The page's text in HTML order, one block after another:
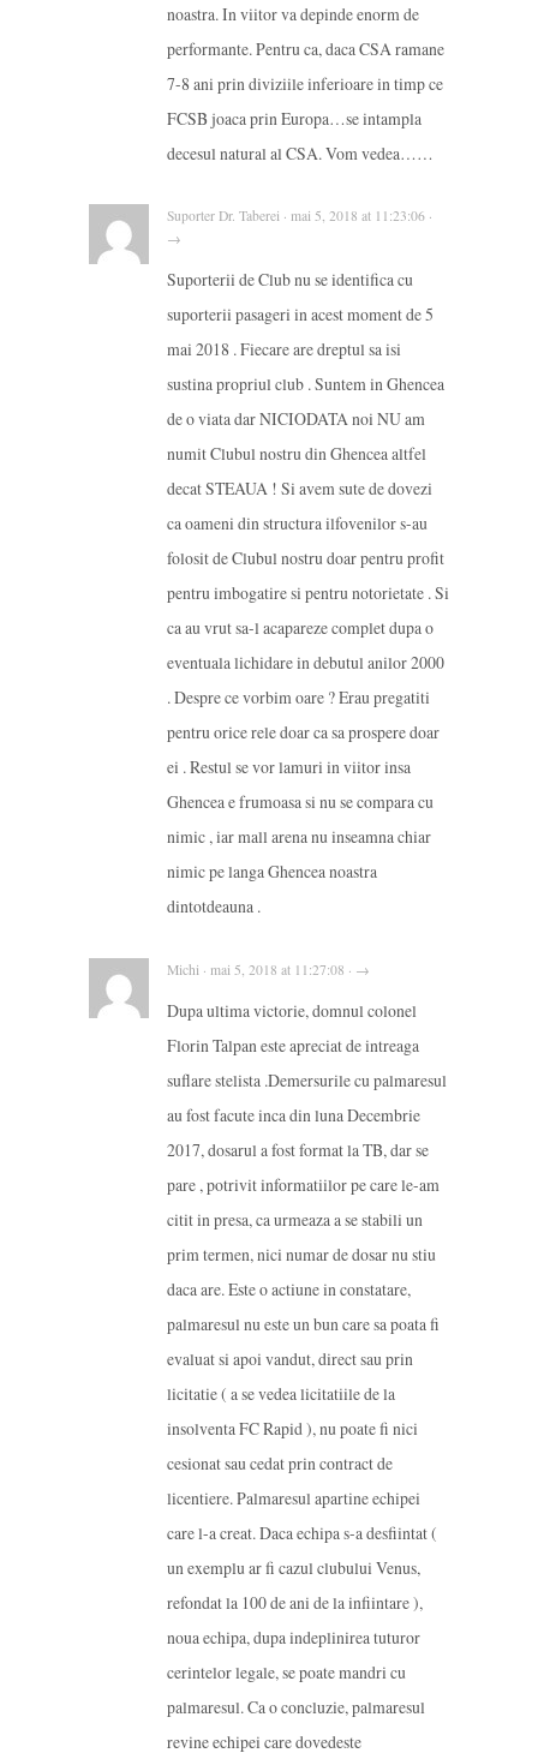
noastra. In viitor va depinde enorm de
performante. Pentru ca, daca CSA ramane
7-8 ani prin diviziile inferioare in timp ce
FCSB joaca prin Europa…se intampla
decesul natural al CSA. Vom vedea……
Suporter Dr. Taberei · mai 5, 2018 at 11:23:06 ·
→
Suporterii de Club nu se identifica cu
suporterii pasageri in acest moment de 5
mai 2018 . Fiecare are dreptul sa isi
sustina propriul club . Suntem in Ghencea
de o viata dar NICIODATA noi NU am
numit Clubul nostru din Ghencea altfel
decat STEAUA ! Si avem sute de dovezi
ca oameni din structura ilfovenilor s-au
folosit de Clubul nostru doar pentru profit
pentru imbogatire si pentru notorietate . Si
ca au vrut sa-l acapareze complet dupa o
eventuala lichidare in debutul anilor 2000
. Despre ce vorbim oare ? Erau pregatiti
pentru orice rele doar ca sa prospere doar
ei . Restul se vor lamuri in viitor insa
Ghencea e frumoasa si nu se compara cu
nimic , iar mall arena nu inseamna chiar
nimic pe langa Ghencea noastra
dintotdeauna .
Michi · mai 5, 2018 at 11:27:08 · →
Dupa ultima victorie, domnul colonel
Florin Talpan este apreciat de intreaga
suflare stelista .Demersurile cu palmaresul
au fost facute inca din luna Decembrie
2017, dosarul a fost format la TB, dar se
pare , potrivit informatiilor pe care le-am
citit in presa, ca urmeaza a se stabili un
prim termen, nici numar de dosar nu stiu
daca are. Este o actiune in constatare,
palmaresul nu este un bun care sa poata fi
evaluat si apoi vandut, direct sau prin
licitatie ( a se vedea licitatiile de la
insolventa FC Rapid ), nu poate fi nici
cesionat sau cedat prin contract de
licentiere. Palmaresul apartine echipei
care l-a creat. Daca echipa s-a desfiintat (
un exemplu ar fi cazul clubului Venus,
refondat la 100 de ani de la infiintare ),
noua echipa, dupa indeplinirea tuturor
cerintelor legale, se poate mandri cu
palmaresul. Ca o concluzie, palmaresul
revine echipei care dovedeste